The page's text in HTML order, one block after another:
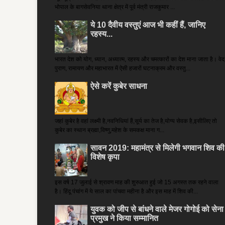
भोपाल के बागसेवनिया थाना क्षेत्र में पूर्व मंत्री राजकुमार ...
ये 10 दैवीय वस्तुएं आज भी कहीं हैं, जानिए
रहस्य...
भारत देश को योग, ध्यान, अध्यात्म, रहस्य और चमत्कारों का देश माना जाता है। वेद,
पुराण, रामायण और महाभारत में ऐसी हजारों घटनाक्रम और वस्तु...
ऐसे करें कुबेर साधना
जहां कुबेर है­ वहां लक्ष्मी है,नवनिधियां हैं,सूर्य का तेज है,योग्य सेवक है,इसीलिए तो
कुबेर का स्थान ब्रह्मा,विष्णु,महेश के समकक्ष माना ग...
सावन 2019: महामंत्र से मिलेगी भगवान शिव की
विशेष कृपा
इस वर्ष 17 जुलाई से श्रावण माह की शुरुआत हुई जो 15 अगस्त तक रहने वाला
है। हिंदू पंचांग में ये साल का पांचवा महीना है और इस माह में शिव की...
युवक को जीप से बांधने वाले मेजर गोगोई को सेना
प्रमुख ने किया सम्‍मानित